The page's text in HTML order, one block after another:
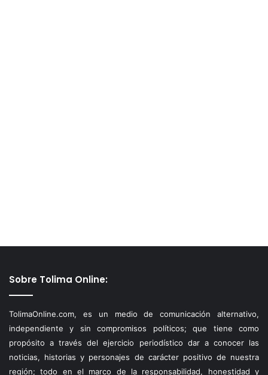
Sobre Tolima Online:
TolimaOnline.com, es un medio de comunicación alternativo,
independiente y sin compromisos políticos; que tiene como
propósito a través del ejercicio periodístico dar a conocer las
noticias, historias y personajes de carácter positivo de nuestra
región; todo en el marco de la responsabilidad, honestidad y